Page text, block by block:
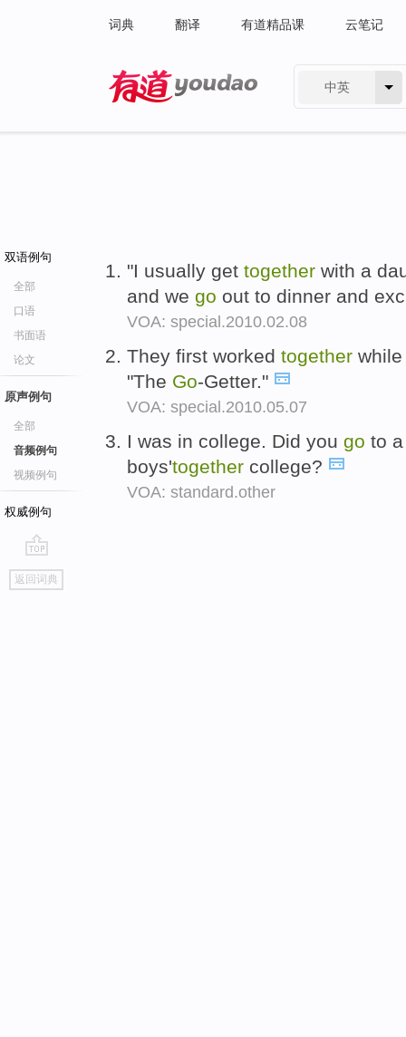
词典 翻译 有道精品课 云笔记
中英
双语例句
全部
口语
书面语
论文
原声例句
全部
音频例句
视频例句
权威例句
go
top
返回词典
"I usually get together with a
and we go out to dinner and
VOA: special.2010.02.08
They first worked together
"The Go-Getter."
VOA: special.2010.05.07
I was in college. Did you go to
boys'together college?
VOA: standard.other